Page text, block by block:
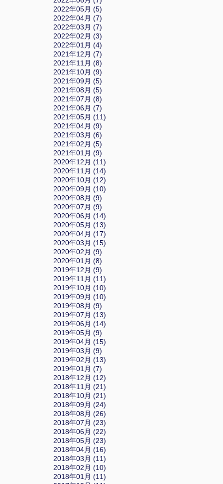
2022年05月 (5)
2022年04月 (7)
2022年03月 (7)
2022年02月 (3)
2022年01月 (4)
2021年12月 (7)
2021年11月 (8)
2021年10月 (9)
2021年09月 (5)
2021年08月 (5)
2021年07月 (8)
2021年06月 (7)
2021年05月 (11)
2021年04月 (9)
2021年03月 (6)
2021年02月 (5)
2021年01月 (9)
2020年12月 (11)
2020年11月 (14)
2020年10月 (12)
2020年09月 (10)
2020年08月 (9)
2020年07月 (9)
2020年06月 (14)
2020年05月 (13)
2020年04月 (17)
2020年03月 (15)
2020年02月 (9)
2020年01月 (8)
2019年12月 (9)
2019年11月 (11)
2019年10月 (10)
2019年09月 (10)
2019年08月 (9)
2019年07月 (13)
2019年06月 (14)
2019年05月 (9)
2019年04月 (15)
2019年03月 (9)
2019年02月 (13)
2019年01月 (7)
2018年12月 (12)
2018年11月 (21)
2018年10月 (21)
2018年09月 (24)
2018年08月 (26)
2018年07月 (23)
2018年06月 (22)
2018年05月 (23)
2018年04月 (16)
2018年03月 (11)
2018年02月 (10)
2018年01月 (11)